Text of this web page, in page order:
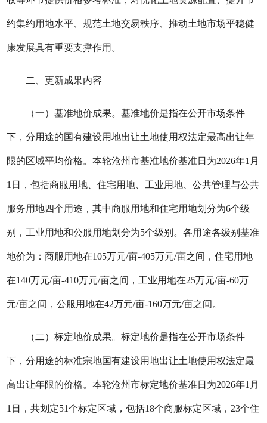
约集约用地水平、规范土地交易秩序、推动土地市场平稳健
康发展具有重要支撑作用。
二、更新成果内容
（一）基准地价成果。基准地价是指在公开市场条件
下，分用途的国有建设用地出让土地使用权法定最高出让年
限的区域平均价格。本轮沧州市基准地价基准日为2026年1月
1日，包括商服用地、住宅用地、工业用地、公共管理与公共
服务用地四个用途，其中商服用地和住宅用地划分为6个级
别，工业用地和公服用地划分为5个级别。各用途各级别基准
地价为：商服用地在105万元/亩-405万元/亩之间，住宅用地
在140万元/亩-410万元/亩之间，工业用地在25万元/亩-60万
元/亩之间，公服用地在42万元/亩-160万元/亩之间。
（二）标定地价成果。标定地价是指在公开市场条件
下，分用途的标准宗地国有建设用地出让土地使用权法定最
高出让年限的价格。本轮沧州市标定地价基准日为2026年1月
1日，共划定51个标定区域，包括18个商服标定区域，23个住